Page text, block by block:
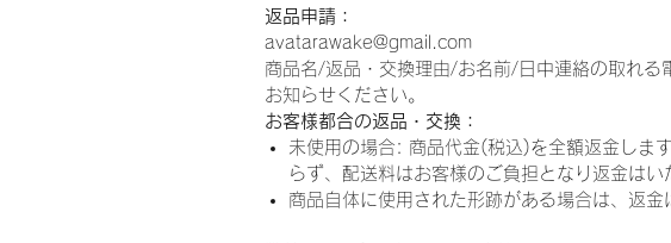
返品申請：
avatarawake@gmail.com
商品名/返品・交換理由/お名前/日中連絡の取れ
お知らせください。
お客様都合の返品・交換：
未使用の場合: 商品代金(税込)を全額返金しま
らず、配送料はお客様のご負担となり返金はい
商品自体に使用された形跡がある場合は、返金